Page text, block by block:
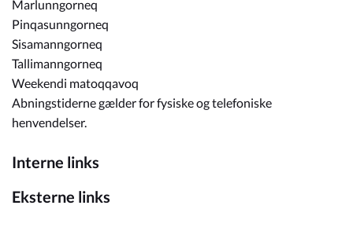
Marlunngorneq
Pinqasunngorneq
Sisamanngorneq
Tallimanngorneq
Weekendi matoqqavoq
Abningstiderne gælder for fysiske og telefoniske
henvendelser.
Interne links
Eksterne links